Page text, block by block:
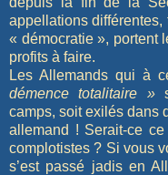
appellations
« démocratie », portent
profits à faire.
Les Allemands qui à
démence totalitaire »
camps, soit exilés dans
allemand ! Serait-ce ce
complotistes ? Si vous
s’est passé jadis en